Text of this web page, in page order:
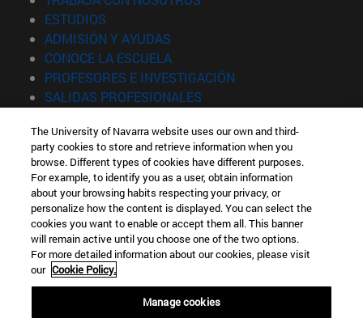
ESTUDIOS
ADMISIÓN Y AYUDAS
CONOCE LA ESCUELA(abre en nueva ventana)
PROFESORES E INVESTIGACIÓN
SALIDAS PROFESIONALES
Información
TFNO +34 943 21 98 77
¿QUÉ GRADO TE INTERESA?
¿QUÉ MÁSTER TE INTERESA?
© Universidad de Navarra
Información legal
Accesibilidad
Configuración de cookies
The University of Navarra website uses our own and third-
party cookies to store and retrieve information when you
browse. Different types of cookies have different purposes.
For example, to identify you as a user, obtain information
about your browsing habits respecting your privacy, or
personalize how the content is displayed. You can select the
cookies you want to enable or accept them all. This banner
will remain active until you choose one of the two options.
For more detailed information about our cookies, please visit
our Cookie Policy.
Manage cookies